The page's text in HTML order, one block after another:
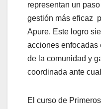
representan un
gestión más eficaz
Apure. Este logro
acciones enfocadas
de la comunidad y
coordinada ante
El curso de